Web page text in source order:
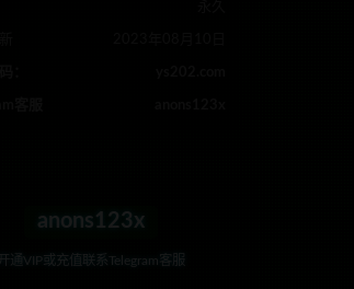
anons123x
开通VIP或充值联系Telegram客服